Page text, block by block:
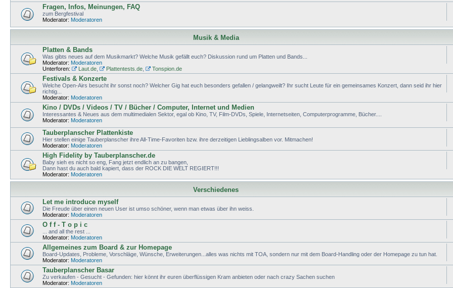
Fragen, Infos, Meinungen, FAQ
zum Bergfestival
Moderator: Moderatoren
Musik & Media
Platten & Bands
Was gibts neues auf dem Musikmarkt? Welche Musik gefällt euch? Diskussion rund um Platten und Bands...
Moderator: Moderatoren
Unterforen:
Laut.de, Plattentests.de, Tonspion.de
Festivals & Konzerte
Welche Open-Airs besucht ihr sonst noch? Welcher Gig hat euch besonders gefallen / gelangweilt? Ihr sucht Leute für ein gemeinsames Konzert, dann seid ihr hier
richtig...
Moderator: Moderatoren
Kino / DVDs / Videos / TV / Bücher / Computer, Internet und Medien
Interessantes & Neues aus dem multimedialen Sektor, egal ob Kino, TV, Film-DVDs, Spiele, Internetseiten, Computerprogramme, Bücher....
Moderator: Moderatoren
Tauberplanscher Plattenkiste
Hier stellen einige Tauberplanscher ihre All-Time-Favoriten bzw. ihre derzeitigen Lieblingsalben vor. Mitmachen!
Moderator: Moderatoren
High Fidelity by Tauberplanscher.de
Baby sieh es nicht so eng, Fang jetzt endlich an zu bangen,
Dann hast du auch bald kapiert, dass der ROCK DIE WELT REGIERT!!!
Moderator: Moderatoren
Verschiedenes
Let me introduce myself
Die Freude über einen neuen User ist umso schöner, wenn man etwas über ihn weiss.
Moderator: Moderatoren
O f f - T o p i c
... and all the rest ...
Moderator: Moderatoren
Allgemeines zum Board & zur Homepage
Board-Updates, Probleme, Vorschläge, Wünsche, Erweiterungen...alles was nichts mit TOA, sondern nur mit dem Board-Handling oder der Homepage zu tun hat.
Moderator: Moderatoren
Tauberplanscher Basar
Zu verkaufen - Gesucht - Gefunden: hier könnt ihr euren überflüssigen Kram anbieten oder nach crazy Sachen suchen
Moderator: Moderatoren